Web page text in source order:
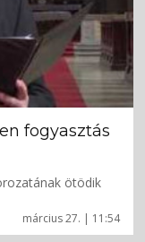
március 27. | 11:54
fogyasztás
ötödik